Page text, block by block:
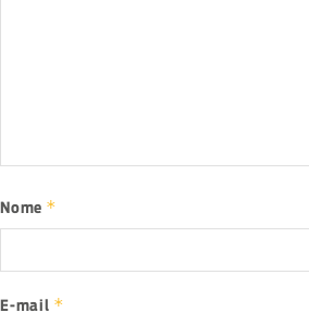
Nome *
E-mail *